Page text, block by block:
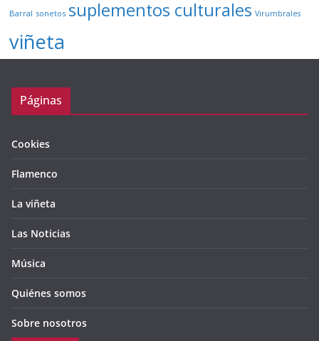
Barral sonetos suplementos culturales Virumbrales
viñeta
Páginas
Cookies
Flamenco
La viñeta
Las Noticias
Música
Quiénes somos
Sobre nosotros